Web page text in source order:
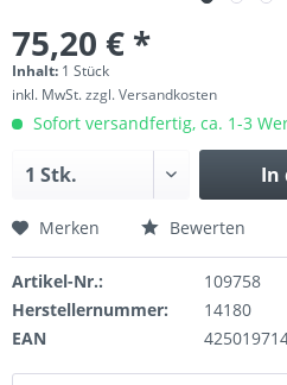
75,20 € *
Inhalt: 1 Stück
inkl. MwSt.zzgl. Versandkosten
Sofort versandfertig, ca. 1-3
In
Merken Bewerten
Artikel-Nr.:
109758
Herstellernummer:
14180
EAN